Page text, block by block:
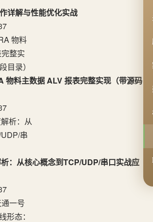
详解与性能优化实战
物料主数据 ALV 报表完整实现（带源码
：从核心概念到TCP/UDP/串口实战应